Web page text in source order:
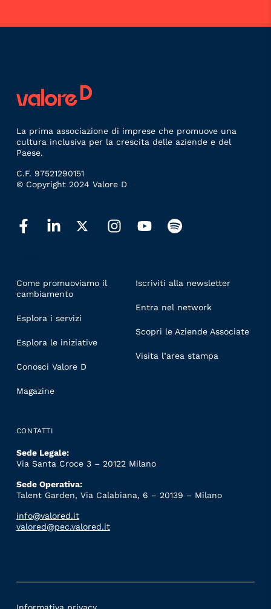
La prima associazione di imprese che promuove una
cultura inclusiva per la crescita delle aziende e del
Paese.
C.F. 97521290151
© Copyright 2024 Valore D
Come promuoviamo il
cambiamento
Esplora i servizi
Esplora le iniziative
Conosci Valore D
Magazine
Iscriviti alla newsletter
Entra nel network
Scopri le Aziende Associate
Visita l’area stampa
CONTATTI
Sede Legale:
Via Santa Croce 3 – 20122 Milano
Sede Operativa:
Talent Garden, Via Calabiana, 6 – 20139 – Milano
info@valored.it
valored@pec.valored.it